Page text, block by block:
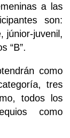
a las
son:
júnior-juvenil,
“B”.
como
tres
todos los
como